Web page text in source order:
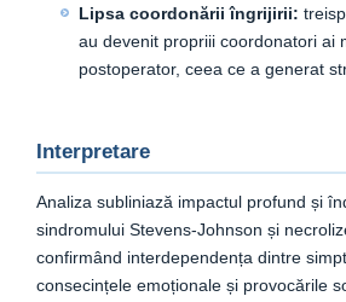
Lipsa coordonării îngrijirii:
au devenit propriii coordonatori ai
postoperator, ceea ce a generat
Interpretare
Analiza subliniază impactul profund și
sindromului Stevens-Johnson și
confirmând interdependența dintre
consecințele emoționale și provocările